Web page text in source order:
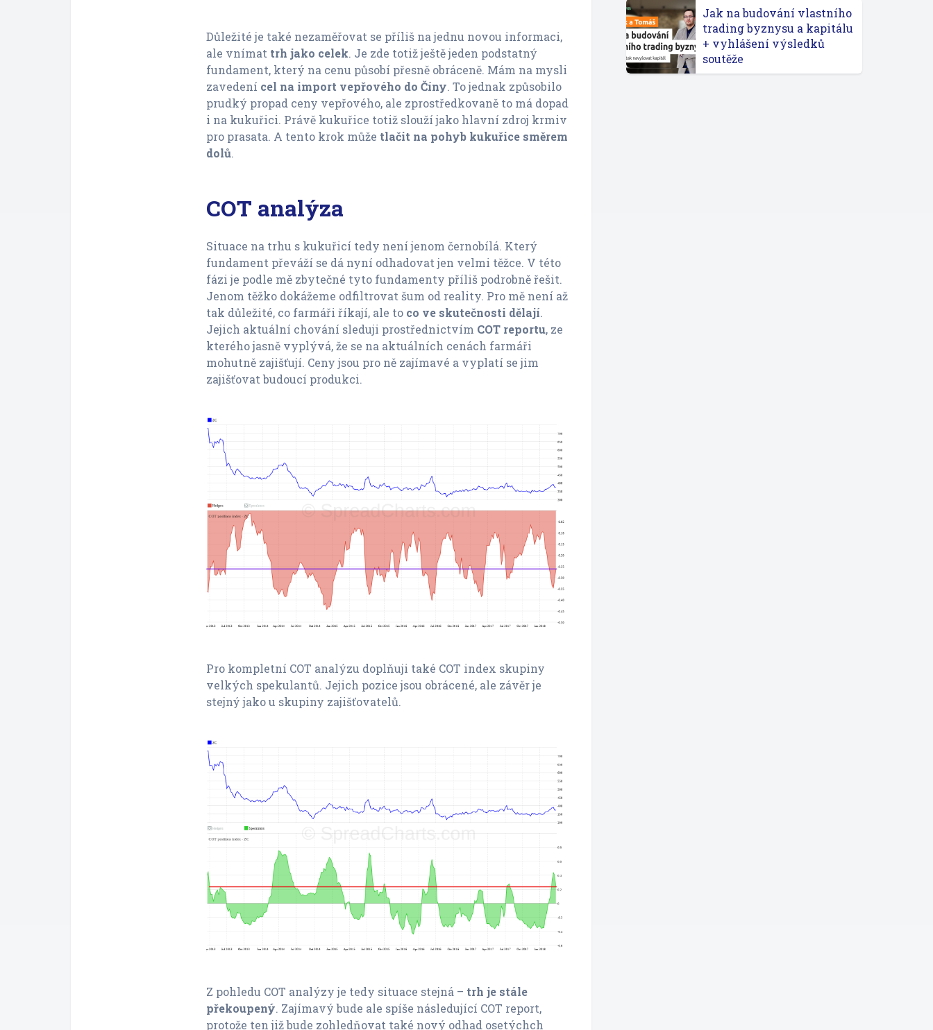
Důležité je také nezaměřovat se příliš na jednu novou informaci,
ale vnímat trh jako celek. Je zde totiž ještě jeden podstatný
fundament, který na cenu působí přesně obráceně. Mám na mysli
zavedení cel na import vepřového do Číny. To jednak způsobilo
prudký propad ceny vepřového, ale zprostředkovaně to má dopad
i na kukuřici. Právě kukuřice totiž slouží jako hlavní zdroj krmiv
pro prasata. A tento krok může tlačit na pohyb kukuřice směrem
dolů.
COT analýza
Situace na trhu s kukuřicí tedy není jenom černobílá. Který
fundament převáží se dá nyní odhadovat jen velmi těžce. V této
fázi je podle mě zbytečné tyto fundamenty příliš podrobně řešit.
Jenom těžko dokážeme odfiltrovat šum od reality. Pro mě není až
tak důležité, co farmáři říkají, ale to co ve skutečnosti dělají.
Jejich aktuální chování sleduji prostřednictvím COT reportu, ze
kterého jasně vyplývá, že se na aktuálních cenách farmáři
mohutně zajišťují. Ceny jsou pro ně zajímavé a vyplatí se jim
zajišťovat budoucí produkci.
Pro kompletní COT analýzu doplňuji také COT index skupiny
velkých spekulantů. Jejich pozice jsou obrácené, ale závěr je
stejný jako u skupiny zajišťovatelů.
Z pohledu COT analýzy je tedy situace stejná – trh je stále
překoupený. Zajímavý bude ale spíše následující COT report,
protože ten již bude zohledňovat také nový odhad osetýchch
Jak na budování vlastního
trading byznysu a kapitálu
+ vyhlášení výsledků
soutěže